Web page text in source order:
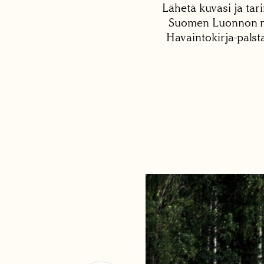
Lähetä kuvasi ja
Suomen Luonnon
Havaintokirja-